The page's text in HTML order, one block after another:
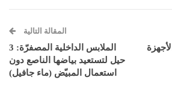
المقالة التالية
الملابس الداخلية المصفرّة: 3
حيل لتستعيد بياضها الناصع دون
استعمال المبيّض (ماء جافيل)